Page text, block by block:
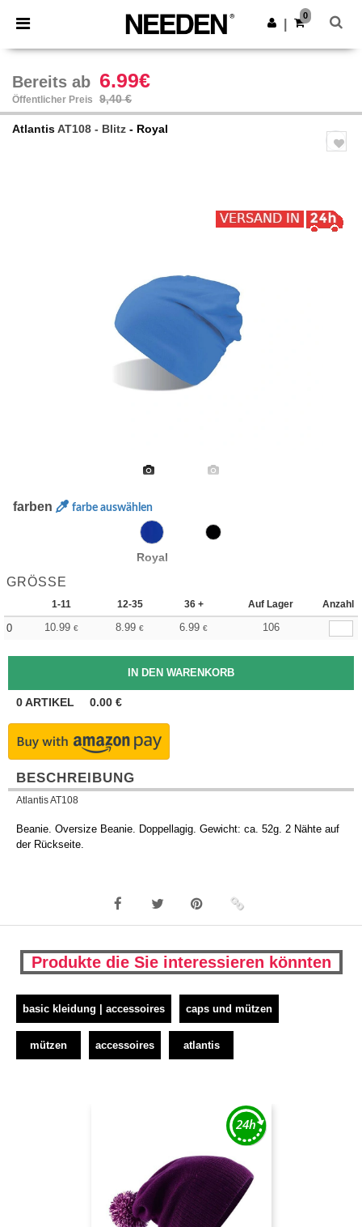
× Needen App
Bessere Preise in der App!
App holen
0
Bereits ab 6.99€
Öffentlicher Preis 9,40 €
AtlantisAT108 - Blitz - Royal
farben farbe auswählen
Royal
GRÖSSE
1-11 12-35 36 + Auf Lager Anzahl
0 10.99 € 8.99 € 6.99 € 106
0ARTIKEL 0.00 €
BESCHREIBUNG
Atlantis AT108
Beanie. Oversize Beanie. Doppellagig. Gewicht: ca. 52g. 2 Nähte auf
der Rückseite.
Produkte die Sie interessieren könnten
basic kleidung | accessoires caps und mützen
mützen accessoires atlantis